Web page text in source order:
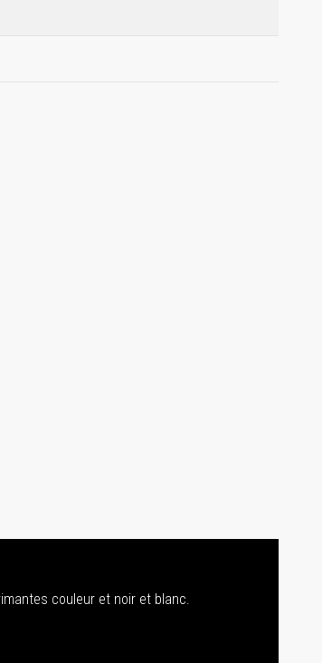
couleur et noir et blanc.